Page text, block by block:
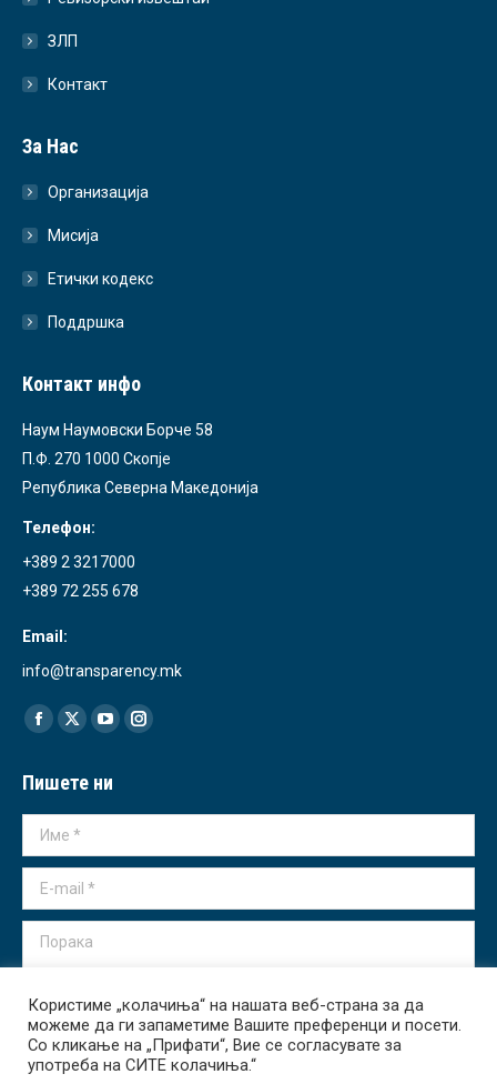
ЗЛП
Контакт
За Нас
Организација
Мисија
Етички кодекс
Поддршка
Контакт инфо
Наум Наумовски Борче 58
П.Ф. 270 1000 Скопје
Република Северна Македонија
Телефон:
+389 2 3217000
+389 72 255 678
Email:
info@transparency.mk
Find us on:
Facebook
opens
in
X
opens
in
YouTube
opens
in
Instagram
in
Пишете ни
Име *
E-mail *
Порака
Испрати
Користиме „колачиња“ на нашата веб-страна за да
можеме да ги запаметиме Вашите преференци и посети.
Со кликање на „Прифати“, Вие се согласувате за
употреба на СИТЕ колачиња.“